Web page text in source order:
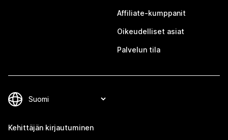
Affiliate-kumppanit
Oikeudelliset asiat
Palvelun tila
Kehittäjän kirjautuminen